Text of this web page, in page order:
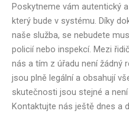
Poskytneme vám autentický
který bude v systému. Díky
naše služba, se nebudete
policií nebo inspekcí. Mezi
nás a tím z úřadu není žádný
jsou plně legální a obsahují
skutečnosti jsou stejné a
Kontaktujte nás ještě dnes a